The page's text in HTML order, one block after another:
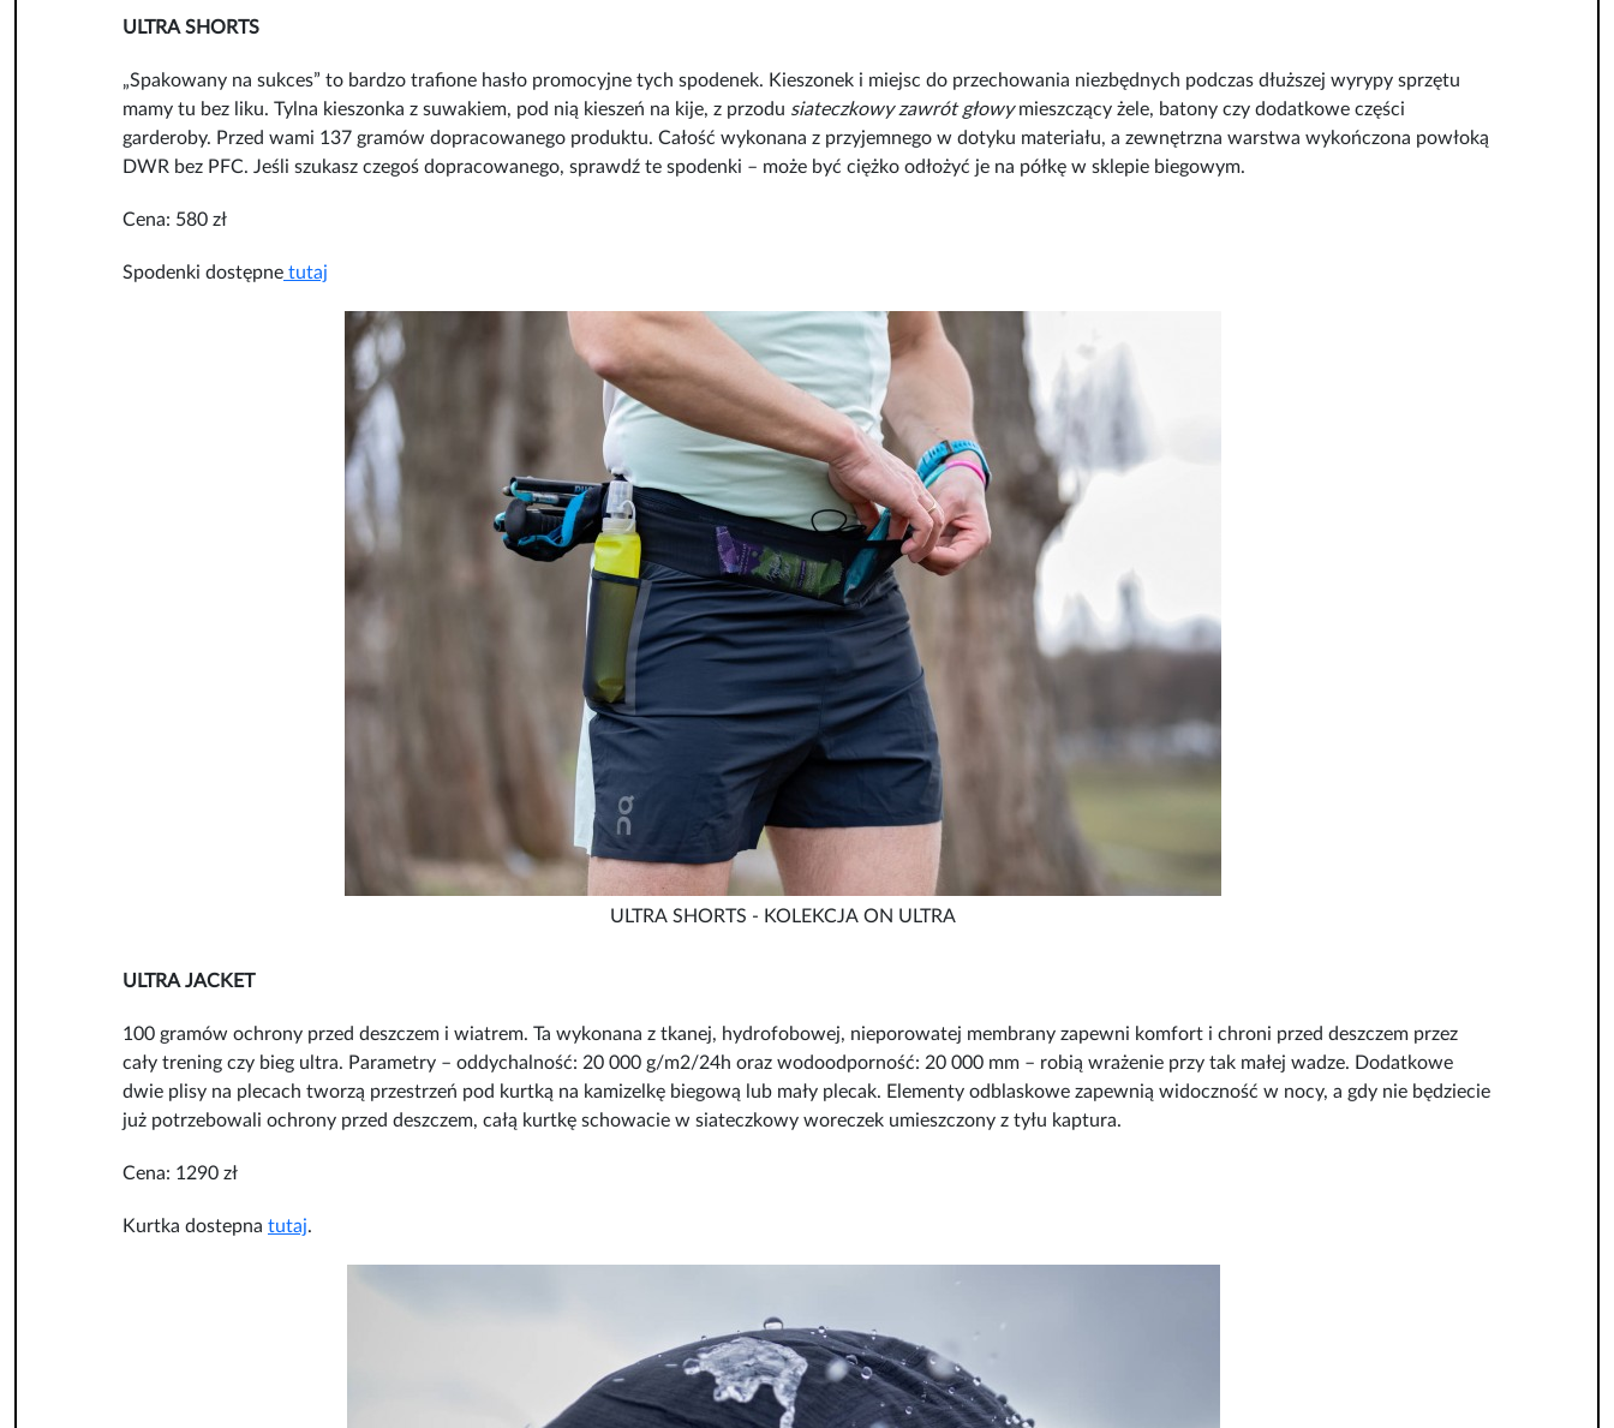
ULTRA SHORTS
„Spakowany na sukces” to bardzo trafione hasło promocyjne tych spodenek. Kieszonek i miejsc do przechowania niezbędnych podczas dłuższej wyrypy sprzętu
mamy tu bez liku. Tylna kieszonka z suwakiem, pod nią kieszeń na kije, z przodu siateczkowy zawrót głowymieszczący żele, batony czy dodatkowe części
garderoby. Przed wami 137 gramów dopracowanego produktu. Całość wykonana z przyjemnego w dotyku materiału, a zewnętrzna warstwa wykończona powłoką
DWR bez PFC. Jeśli szukasz czegoś dopracowanego, sprawdź te spodenki – może być ciężko odłożyć je na półkę w sklepie biegowym.
Cena: 580 zł
Spodenki dostępne tutaj
ULTRA SHORTS - KOLEKCJA ON ULTRA
ULTRA JACKET
100 gramów ochrony przed deszczem i wiatrem. Ta wykonana z tkanej, hydrofobowej, nieporowatej membrany zapewni komfort i chroni przed deszczem przez
cały trening czy bieg ultra. Parametry – oddychalność: 20 000 g/m2/24h oraz wodoodporność: 20 000 mm – robią wrażenie przy tak małej wadze. Dodatkowe
dwie plisy na plecach tworzą przestrzeń pod kurtką na kamizelkę biegową lub mały plecak. Elementy odblaskowe zapewnią widoczność w nocy, a gdy nie będziecie
już potrzebowali ochrony przed deszczem, całą kurtkę schowacie w siateczkowy woreczek umieszczony z tyłu kaptura.
Cena: 1290 zł
Kurtka dostepna tutaj.